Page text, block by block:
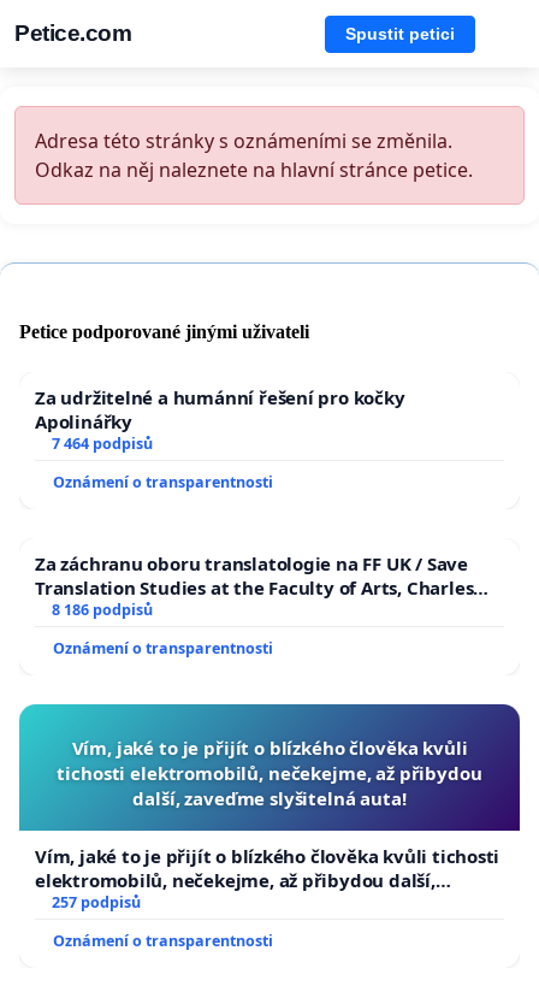
Petice.com Spustit petici
Adresa této stránky s oznámeními se změnila.
Odkaz na něj naleznete na hlavní stránce petice.
Petice podporované jinými uživateli
Za udržitelné a humánní řešení pro kočky
Apolinářky
7 464 podpisů
Oznámení o transparentnosti
Za záchranu oboru translatologie na FF UK / Save
Translation Studies at the Faculty of Arts, Charles
University
8 186 podpisů
Oznámení o transparentnosti
Vím, jaké to je přijít o blízkého člověka kvůli
tichosti elektromobilů, nečekejme, až přibydou
další, zaveďme slyšitelná auta!
Vím, jaké to je přijít o blízkého člověka kvůli tichosti
elektromobilů, nečekejme, až přibydou další,
zaveďme slyšitelná auta!
257 podpisů
Oznámení o transparentnosti